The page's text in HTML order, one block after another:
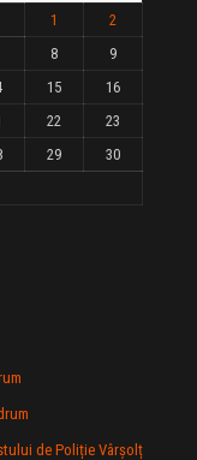
1
2
8
9
15
16
22
23
29
30
de Poliție Vârșolț